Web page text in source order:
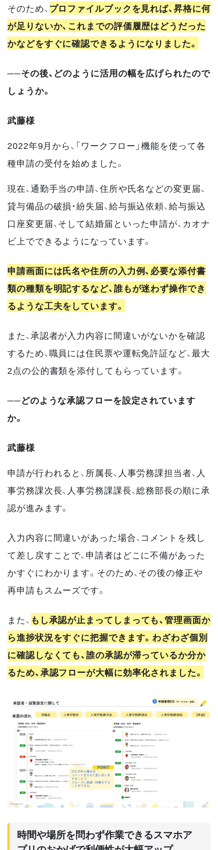
そのため、プロファイルブックを見れば、昇格に何
が足りないか、これまでの評価履歴はどうだった
かなどをすぐに確認できるようになりました。
──その後、どのように活用の幅を広げられたので
しょうか。
武藤様
2022年9月から、「ワークフロー」機能を使って各
種申請の受付を始めました。
現在、通勤手当の申請、住所や氏名などの変更届、
貸与備品の破損・紛失届、給与振込依頼、給与振込
口座変更届、そして結婚届といった申請が、カオナ
ビ上でできるようになっています。
申請画面には氏名や住所の入力例、必要な添付書
類の種類を明記するなど、誰もが迷わず操作でき
るような工夫をしています。
また、承認者が入力内容に間違いがないかを確認
するため、職員には住民票や運転免許証など、最大
2点の公的書類を添付してもらっています。
──どのような承認フローを設定されています
か。
武藤様
申請が行われると、所属長、人事労務課担当者、人
事労務課次長、人事労務課課長、総務部長の順に承
認が進みます。
入力内容に間違いがあった場合、コメントを残し
て差し戻すことで、申請者はどこに不備があった
かすぐにわかります。そのため、その後の修正や
再申請もスムーズです。
また、 もし承認が止まってしまっても、管理画面か
ら進捗状況をすぐに把握できます。わざわざ個別
に確認しなくても、誰の承認が滞っているか分か
るため、承認フローが大幅に効率化されました。
時間や場所を問わず作業できるスマホア